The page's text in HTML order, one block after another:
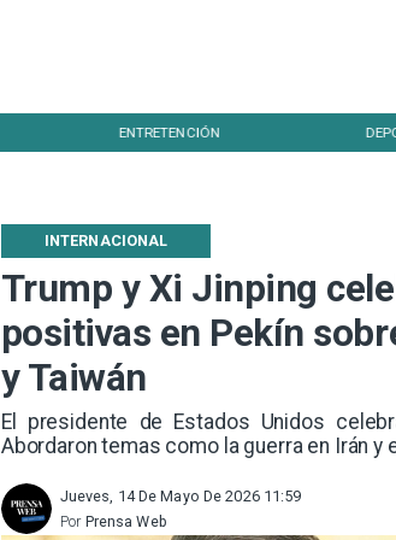
Trump y Xi Jinping
positivas en Pekín
y Taiwán
El presidente de Estados Unidos
Abordaron temas como la guerra en Irán y
INTERNACIONAL
Jueves, 14 De Mayo De 2026 11:59
Prensa Web
Por